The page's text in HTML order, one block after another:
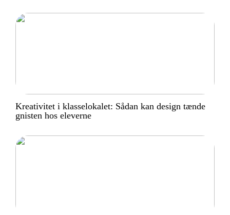
Kreativitet i klasselokalet: Sådan kan design tænde
gnisten hos eleverne